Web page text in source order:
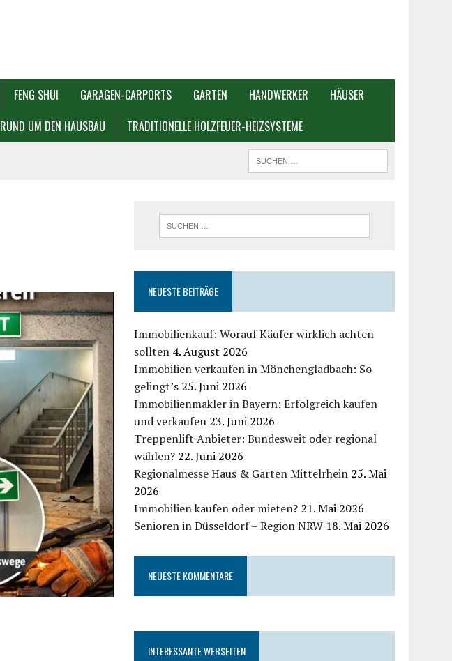
FENG SHUI GARAGEN-CARPORTS GARTEN HANDWERKER
HÄUSER
RUND UM DEN HAUSBAU TRADITIONELLE HOLZFEUER-HEIZSYSTEME
NEUESTE BEITRÄGE
Immobilienkauf: Worauf Käufer wirklich achten
sollten 4. August 2026
Immobilien verkaufen in Mönchengladbach: So
gelingt’s 25. Juni 2026
Immobilienmakler in Bayern: Erfolgreich kaufen
und verkaufen 23. Juni 2026
Treppenlift Anbieter: Bundesweit oder regional
wählen? 22. Juni 2026
Regionalmesse Haus & Garten Mittelrhein 25. Mai
2026
Immobilien kaufen oder mieten? 21. Mai 2026
Senioren in Düsseldorf – Region NRW 18. Mai 2026
NEUESTE KOMMENTARE
INTERESSANTE WEBSEITEN